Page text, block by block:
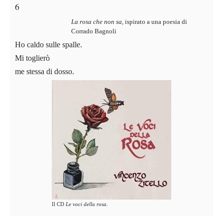
6
La rosa che non sa, ispirato a una poesia di
Corrado Bagnoli
Ho caldo sulle spalle.
Mi toglierò
me stessa di dosso.
Il CD Le voci della rosa